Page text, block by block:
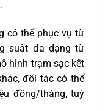
.
có thể phục vụ từ
suất đa dạng từ
hình trạm sạc kết
đối tác có thể
đồng/tháng, tuỳ